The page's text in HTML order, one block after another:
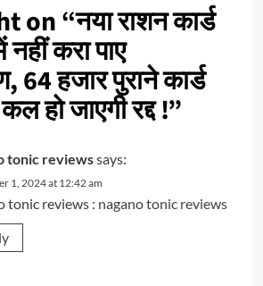
on “नया राशन कार्ड
करा पाए
64 हजार पुराने कार्ड
हो जाएगी रद्द !”
tonic reviewssays:
1, 2024 at 12:42 am
tonic reviews : nagano tonic reviews